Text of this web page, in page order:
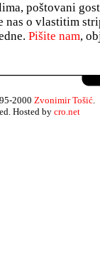
poštovani
o vlastitim
Pišite nam,
2000 Zvonimir Tošić.
Hosted bycro.net